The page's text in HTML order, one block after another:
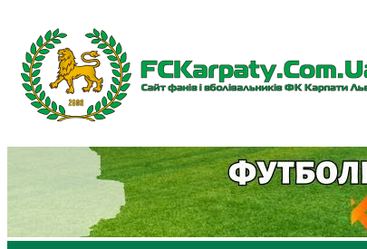
вмісту